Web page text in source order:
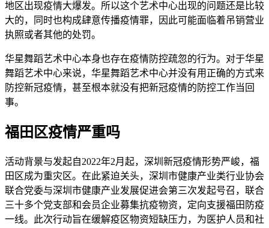
地区出现疫情大爆发。所以这个艺术中心出现的问题还是比较
大的，同时也构成肆意传播疫情罪，因此可能面临着吊销营业
执照或者其他的处罚。
华星舞蹈艺术中心本身也存在疫情防控疏忽的行为。对于华星
舞蹈艺术中心来说，华星舞蹈艺术中心并没有用正确的方式来
防控新冠疫情，甚至根本就没有把新冠疫情的防控工作当回
事。
福田区疫情严重吗
活动背景与发起自2022年2月起，深圳新冠疫情形势严峻，福
田区成为重灾区。在此紧迫关头，深圳市健康产业类行业协会
联合党委与深圳市健康产业发展促进会第三次发起号召，联合
三十多个党支部和会员企业募集抗疫物资，定向支援福田防疫
一线。此次行动旨在缓解疫区物资短缺压力，为医护人员和社